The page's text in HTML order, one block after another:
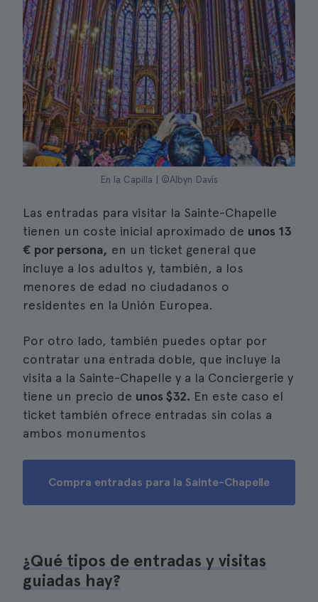
En la Capilla | ©Albyn Davis
Las entradas para visitar la Sainte-Chapelle
tienen un coste inicial aproximado de unos 13
€ por persona, en un ticket general que
incluye a los adultos y, también, a los
menores de edad no ciudadanos o
residentes en la Unión Europea.
Por otro lado, también puedes optar por
contratar una entrada doble, que incluye la
visita a la Sainte-Chapelle y a la Conciergerie y
tiene un precio de unos $32. En este caso el
ticket también ofrece entradas sin colas a
ambos monumentos
Compra entradas para la Sainte-Chapelle
¿Qué tipos de entradas y visitas
guiadas hay?